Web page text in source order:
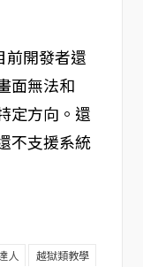
開發者還
面無法和
定方向。還
不支援系統
人 越獄類教學